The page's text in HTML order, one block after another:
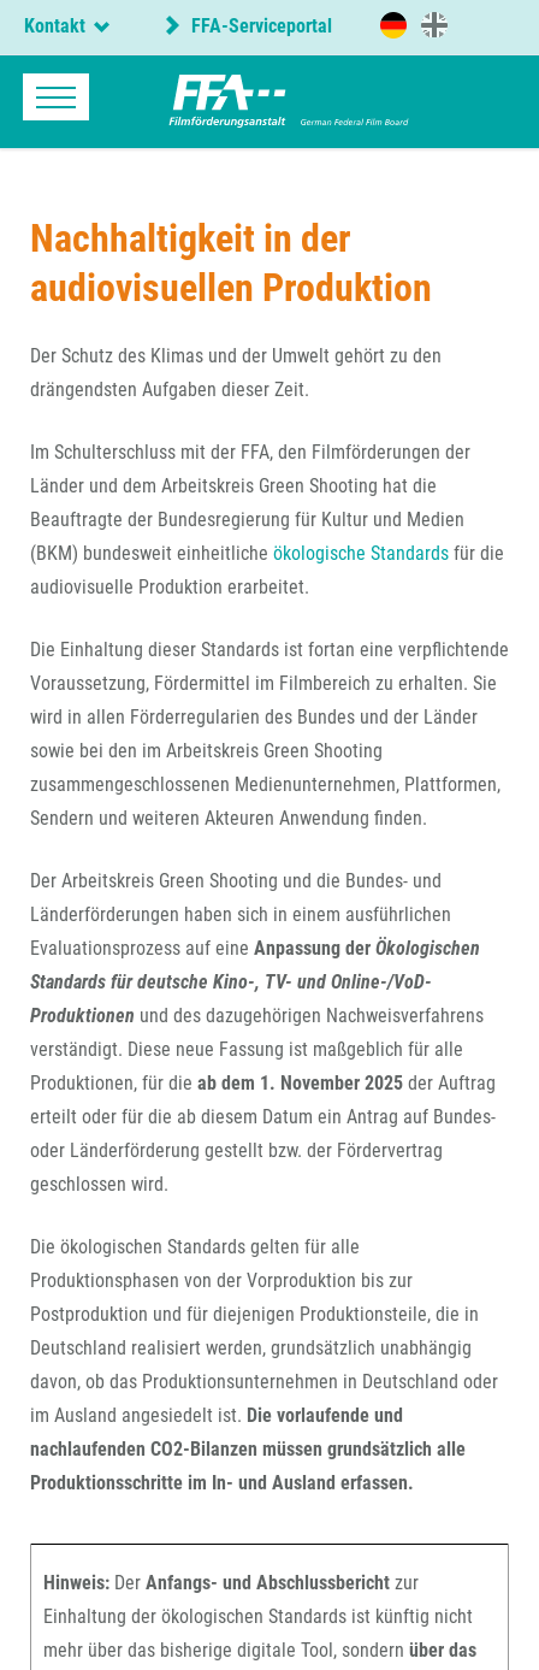
Kontakt FFA-Serviceportal
Nachhaltigkeit in der
audiovisuellen Produktion
Der Schutz des Klimas und der Umwelt gehört zu den
drängendsten Aufgaben dieser Zeit.
Im Schulterschluss mit der FFA, den Filmförderungen der
Länder und dem Arbeitskreis Green Shooting hat die
Beauftragte der Bundesregierung für Kultur und Medien
(BKM) bundesweit einheitliche ökologische Standardsfür die
audiovisuelle Produktion erarbeitet.
Die Einhaltung dieser Standards ist fortan eine verpflichtende
Voraussetzung, Fördermittel im Filmbereich zu erhalten. Sie
wird in allen Förderregularien des Bundes und der Länder
sowie bei den im Arbeitskreis Green Shooting
zusammengeschlossenen Medienunternehmen, Plattformen,
Sendern und weiteren Akteuren Anwendung finden.
Der Arbeitskreis Green Shooting und die Bundes- und
Länderförderungen haben sich in einem ausführlichen
Evaluationsprozess auf eine Anpassung der Ökologischen
Standards für deutsche Kino-, TV- und Online-/VoD-
Produktionen und des dazugehörigen Nachweisverfahrens
verständigt. Diese neue Fassung ist maßgeblich für alle
Produktionen, für die ab dem 1. November 2025der Auftrag
erteilt oder für die ab diesem Datum ein Antrag auf Bundes-
oder Länderförderung gestellt bzw. der Fördervertrag
geschlossen wird.
Die ökologischen Standards gelten für alle
Produktionsphasen von der Vorproduktion bis zur
Postproduktion und für diejenigen Produktionsteile, die in
Deutschland realisiert werden, grundsätzlich unabhängig
davon, ob das Produktionsunternehmen in Deutschland oder
im Ausland angesiedelt ist. Die vorlaufende und
nachlaufenden CO2-Bilanzen müssen grundsätzlich alle
Produktionsschritte im In- und Ausland erfassen.
Hinweis: Der Anfangs- und Abschlussberichtzur
Einhaltung der ökologischen Standards ist künftig nicht
mehr über das bisherige digitale Tool, sondern über das